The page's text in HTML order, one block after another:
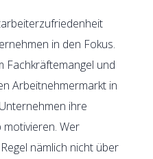
in den Fokus.
Fachkräftemangel und
Arbeitnehmermarkt in
ihre
motivieren. Wer
nämlich nicht über